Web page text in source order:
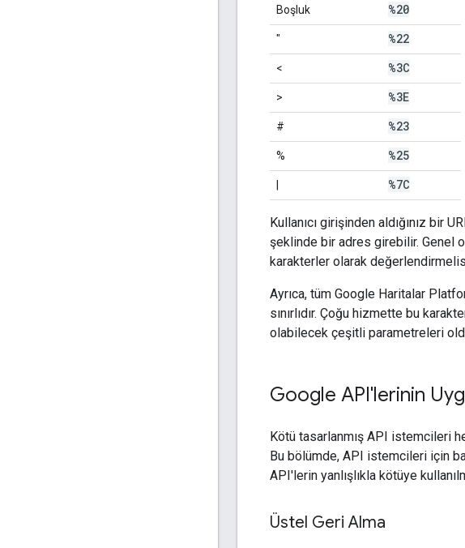
Boşluk %20
" %22
< %3C
> %3E
# %23
% %25
%7C
Kullanıcı girişinden aldığınız bir
şeklinde bir adres girebilir. Genel
karakterler olarak
Ayrıca, tüm Google Haritalar
sınırlıdır. Çoğu hizmette bu
olabilecek çeşitli parametreleri
Google API'lerinin
Kötü tasarlanmış API istemcileri
Bu bölümde, API istemcileri için
API'lerin yanlışlıkla kötüye
Üstel Geri Alma